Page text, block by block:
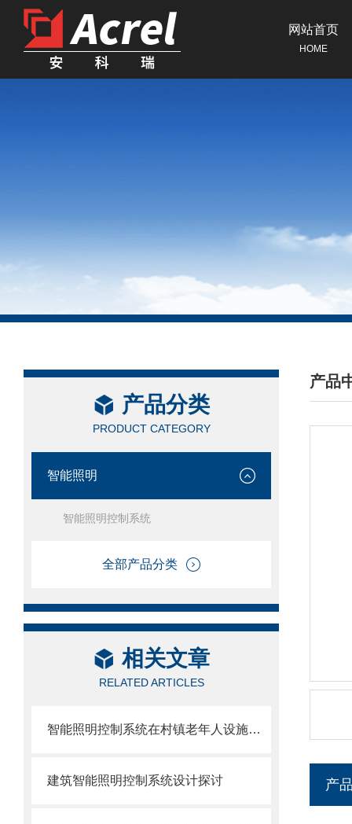
网站首页
HOME
产品分类
PRODUCT CATEGORY
智能照明
智能照明控制系统
全部产品分类
相关文章
RELATED ARTICLES
智能照明控制系统在村镇老年人设施中的应用
建筑智能照明控制系统设计探讨
产品
/
产